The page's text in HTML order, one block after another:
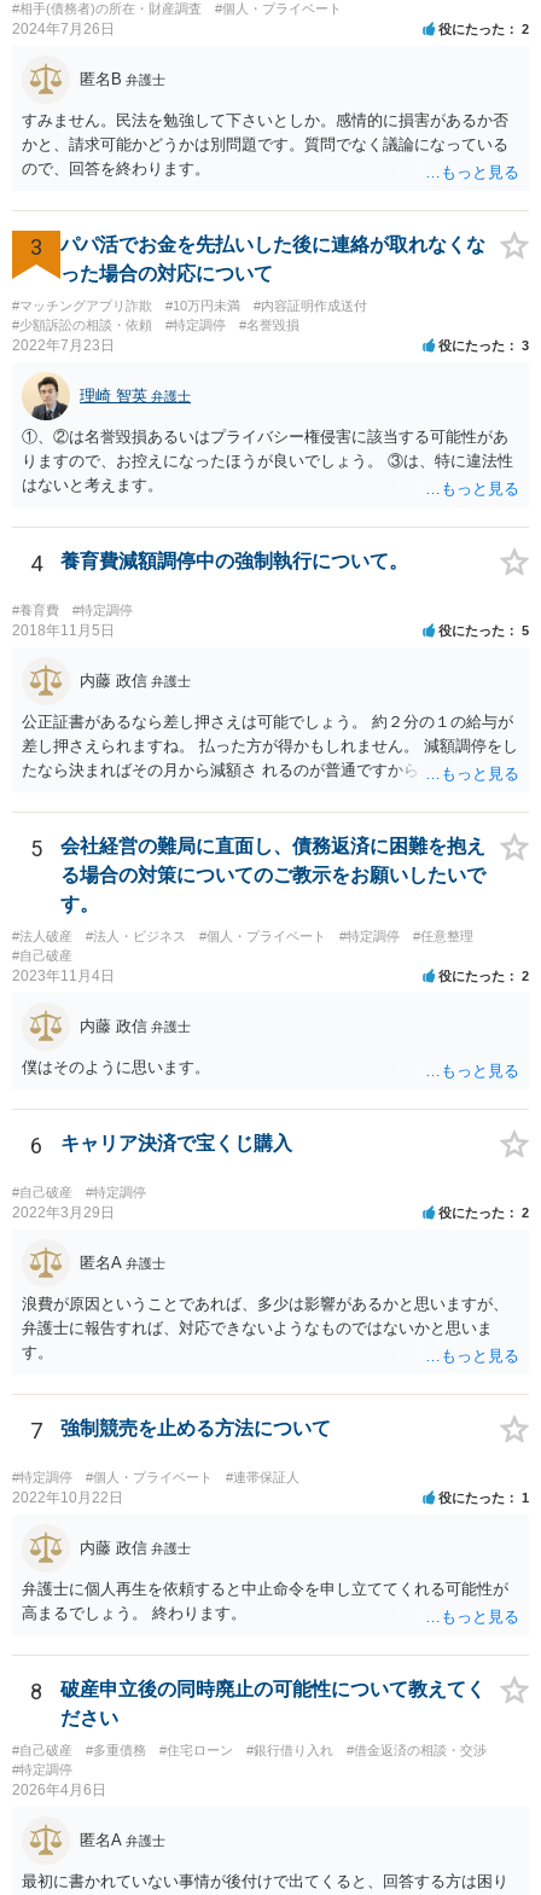
#相手(債務者)の所在・財産調査
#個人・プライベート
2024年7月26日 役にたった 2
匿名B 弁護士
すみません。民法を勉強して下さいとしか。感情的に損害があるか否
かと、請求可能かどうかは別問題です。質問でなく議論になっている
ので、回答を終わります。
3
パパ活でお金を先払いした後に連絡が取れなくな
った場合の対応について
#マッチングアプリ詐欺 #10万円未満
#内容証明作成送付
#少額訴訟の相談・依頼
#特定調停 #名誉毀損
2022年7月23日 役にたった 3
理崎 智英 弁護士
①、②は名誉毀損あるいはプライバシー権侵害に該当する可能性があ
りますので、お控えになったほうが良いでしょう。 ③は、特に違法性
はないと考えます。
4 養育費減額調停中の強制執行について。
#養育費 #特定調停
2018年11月5日 役にたった 5
内藤 政信 弁護士
公正証書があるなら差し押さえは可能でしょう。 約２分の１の給与が
差し押さえられますね。 払った方が得かもしれません。 減額調停をし
たなら決まればその月から減額さ れるのが普通ですから、取られ過ぎ
す。 他には特定調停を申し立ててあわせて執行停止の 申立てをする方
法がありますが、これは弁護士と 協議したほうがいいでしょう。
5
会社経営の難局に直面し、債務返済に困難を抱え
る場合の対策についてのご教示をお願いしたいで
す。
#法人破産 #法人・ビジネス #個人・プライベート #特定調停
#任意整理
#自己破産
2023年11月4日 役にたった 2
内藤 政信 弁護士
僕はそのように思います。
6 キャリア決済で宝くじ購入
#自己破産 #特定調停
2022年3月29日 役にたった 2
匿名A 弁護士
浪費が原因ということであれば、多少は影響があるかと思いますが、
弁護士に報告すれば、対応できないようなものではないかと思いま
す。
7 強制競売を止める方法について
#特定調停 #個人・プライベート #連帯保証人
2022年10月22日 役にたった 1
内藤 政信 弁護士
弁護士に個人再生を依頼すると中止命令を申し立ててくれる可能性が
高まるでしょう。 終わります。
8
破産申立後の同時廃止の可能性について教えてく
ださい
#自己破産 #多重債務 #住宅ローン #銀行借り入れ
#借金返済の相談・交渉
#特定調停
2026年4月6日
匿名A 弁護士
最初に書かれていない事情が後付けで出てくると、回答する方は困り